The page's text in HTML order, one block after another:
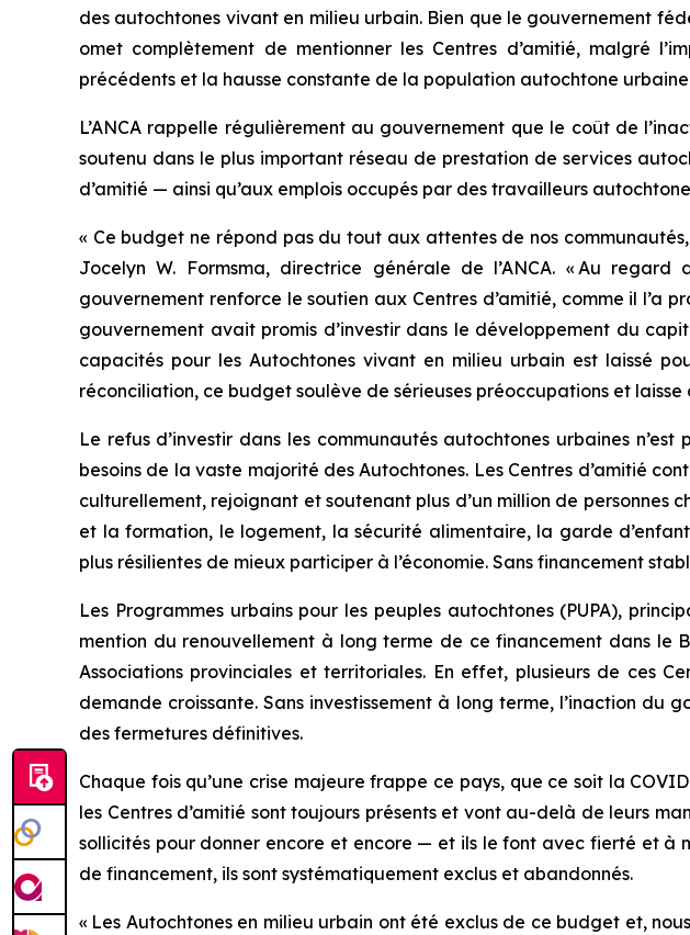
des autochtones vivant en milieu urbain. Bien que le gouvernement
omet complètement de mentionner les Centres d’amitié, malgré
précédents et la hausse constante de la population autochtone
L’ANCA rappelle régulièrement au gouvernement que le coût de
soutenu dans le plus important réseau de prestation de services
d’amitié — ainsi qu’aux emplois occupés par des travailleurs
« Ce budget ne répond pas du tout aux attentes de nos
Jocelyn W. Formsma, directrice générale de l’ANCA. « Au
gouvernement renforce le soutien aux Centres d’amitié, comme il
gouvernement avait promis d’investir dans le développement du
capacités pour les Autochtones vivant en milieu urbain est laissé
réconciliation, ce budget soulève de sérieuses préoccupations et laisse
Le refus d’investir dans les communautés autochtones urbaines
besoins de la vaste majorité des Autochtones. Les Centres d’amitié
culturellement, rejoignant et soutenant plus d’un million de personnes
et la formation, le logement, la sécurité alimentaire, la garde
plus résilientes de mieux participer à l’économie. Sans financement
Les Programmes urbains pour les peuples autochtones (PUPA),
mention du renouvellement à long terme de ce financement dans le
Associations provinciales et territoriales. En effet, plusieurs de
demande croissante. Sans investissement à long terme, l’inaction
des fermetures définitives.
Chaque fois qu’une crise majeure frappe ce pays, que ce soit la
les Centres d’amitié sont toujours présents et vont au-delà de leurs
sollicités pour donner encore et encore — et ils le font avec fierté et à
de financement, ils sont systématiquement exclus et abandonnés.
« Les Autochtones en milieu urbain ont été exclus de ce budget et,